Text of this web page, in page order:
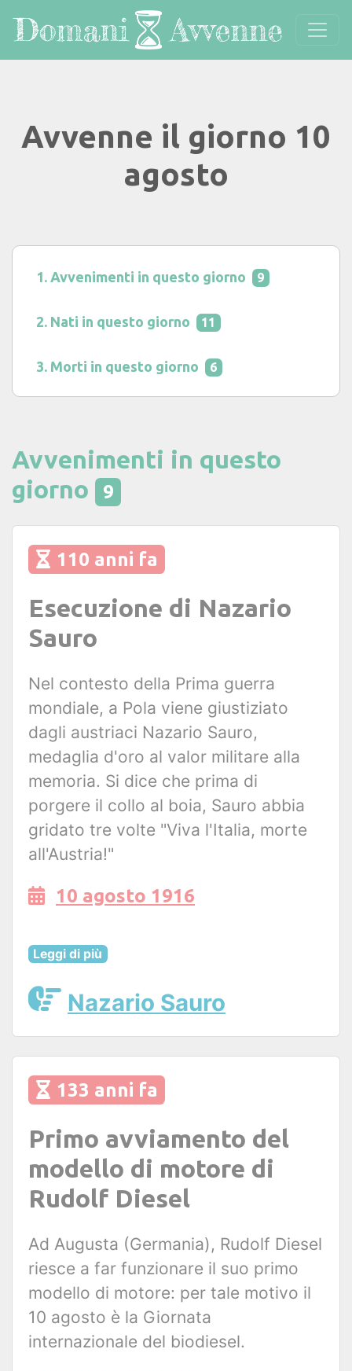
Avvenne il giorno 10
agosto
Avvenimenti in questo giorno 9
Nati in questo giorno 11
Morti in questo giorno 6
Avvenimenti in questo
giorno
9
110 anni fa
Esecuzione di Nazario
Sauro
Nel contesto della Prima guerra
mondiale, a Pola viene giustiziato
dagli austriaci Nazario Sauro,
medaglia d'oro al valor militare alla
memoria. Si dice che prima di
porgere il collo al boia, Sauro abbia
gridato tre volte "Viva l'Italia, morte
all'Austria!"
10 agosto 1916
Leggi di più
Nazario Sauro
133 anni fa
Primo avviamento del
modello di motore di
Rudolf Diesel
Ad Augusta (Germania), Rudolf Diesel
riesce a far funzionare il suo primo
modello di motore: per tale motivo il
10 agosto è la Giornata
internazionale del biodiesel.